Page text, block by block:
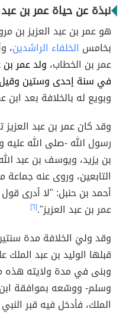
نبذة عن حياة عمر بن عبد
هو عمر بن عبد العزيز بن
بخامس الخلفاء الراشدين،
عمر بن الخطاب، ولد عمر
في سنة إحدى وستين وقيل
وبويع له بالخلافة بعد
وقد كان عمر بن عبد
رسول الله -صلى الله
بن يزيد، ويوسف بن عبد
التابعين، وروى عنه جماعة
أحمد بن حنبل: "لا أدرى
عمر بن عبد العزيز".[٦]
وقد وليَ الخلافة مدة
قبلها الوليد بن عبد
وبنى في مدة ولايته هذه
وسلم- ووسّعه بموافقة ابن
الملك، فأدخل فيه قبر